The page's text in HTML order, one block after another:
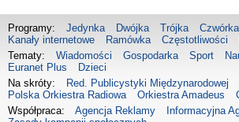
Programy: Jedynka Dwójka Trójka Czwórka
Kanały internetowe
Ramówka Częstotliwości
Tematy:
Wiadomości Gospodarka Sport
Euranet Plus
Dzieci
Na skróty:
Red. Publicystyki Międzynarodowej
Polska Orkiestra Radiowa
Orkiestra Amadeus
Współpraca:
Agencja Reklamy Informacyjna